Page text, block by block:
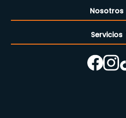
Nosotros
Nuestra
Cómo
Nuestras
Servicios